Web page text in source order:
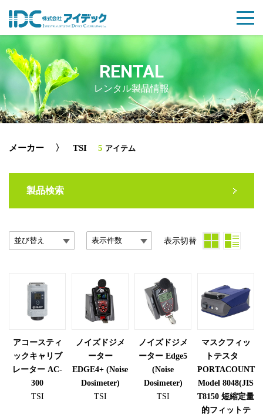
RENTAL
レンタル製品情報
メーカー 〉 TSI 5 アイテム
製品検索
表示切替
アコースティ
ックキャリブ
レーター AC-
300
TSI
ノイズドジメ
ーター
EDGE4+ (Noise
Dosimeter)
TSI
ノイズドジメ
ーター Edge5
(Noise
Dosimeter)
TSI
マスクフィッ
トテスタ
PORTACOUNT
Model 8048(JIS
T8150 短縮定量
的フィットテ